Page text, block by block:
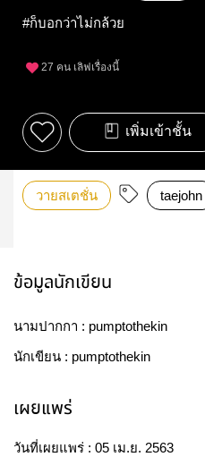
#ก็บอกว่าไม่กล้วย
27 คน เลิฟเรื่องนี้
เพิ่มเข้าชั้น
วายสเตชั่น taejohn
ข้อมูลนักเขียน
นามปากกา : pumptothekin
นักเขียน : pumptothekin
เผยแพร่
วันที่เผยแพร่ : 05 เม.ย. 2563